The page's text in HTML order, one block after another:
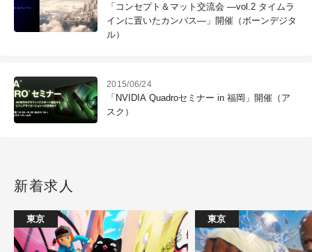
「コンセプト＆マット交流会 ―vol.2 タイムラ
インに置いたカンバス―」開催（ボーンデジタ
ル）
2015/06/24
「NVIDIA Quadroセミナー in 福岡」開催（ア
スク）
新着求人
東京 東京